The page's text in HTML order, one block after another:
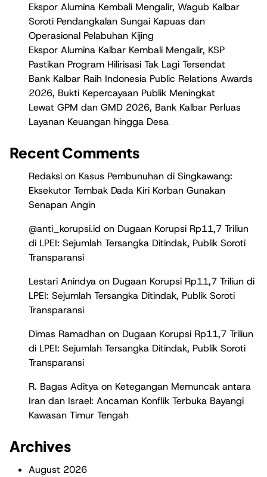
Ekspor Alumina Kembali Mengalir, Wagub Kalbar
Soroti Pendangkalan Sungai Kapuas dan
Operasional Pelabuhan Kijing
Ekspor Alumina Kalbar Kembali Mengalir, KSP
Pastikan Program Hilirisasi Tak Lagi Tersendat
Bank Kalbar Raih Indonesia Public Relations Awards
2026, Bukti Kepercayaan Publik Meningkat
Lewat GPM dan GMD 2026, Bank Kalbar Perluas
Layanan Keuangan hingga Desa
Recent Comments
Redaksi on Kasus Pembunuhan di Singkawang:
Eksekutor Tembak Dada Kiri Korban Gunakan
Senapan Angin
@anti_korupsi.id on Dugaan Korupsi Rp11,7 Triliun
di LPEI: Sejumlah Tersangka Ditindak, Publik Soroti
Transparansi
Lestari Anindya on Dugaan Korupsi Rp11,7 Triliun di
LPEI: Sejumlah Tersangka Ditindak, Publik Soroti
Transparansi
Dimas Ramadhan on Dugaan Korupsi Rp11,7 Triliun
di LPEI: Sejumlah Tersangka Ditindak, Publik Soroti
Transparansi
R. Bagas Aditya on Ketegangan Memuncak antara
Iran dan Israel: Ancaman Konflik Terbuka Bayangi
Kawasan Timur Tengah
Archives
August 2026